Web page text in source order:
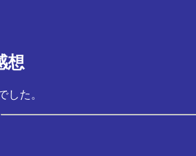
想
した。